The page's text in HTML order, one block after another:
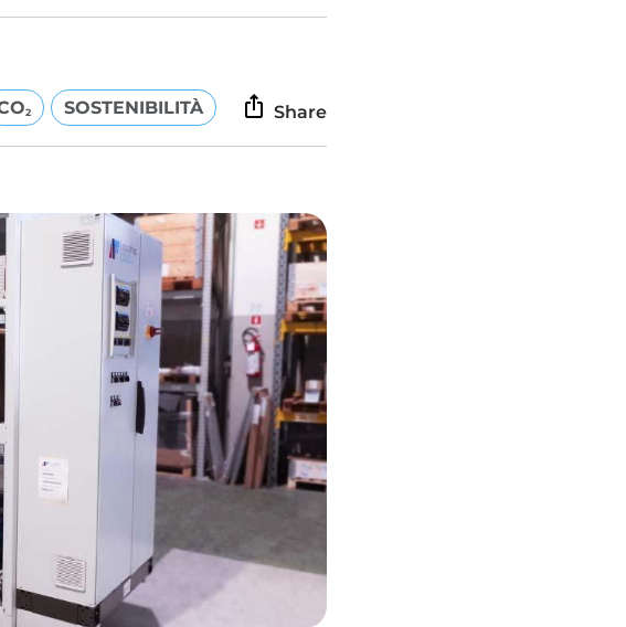
2 SOSTENIBILITÀ Share